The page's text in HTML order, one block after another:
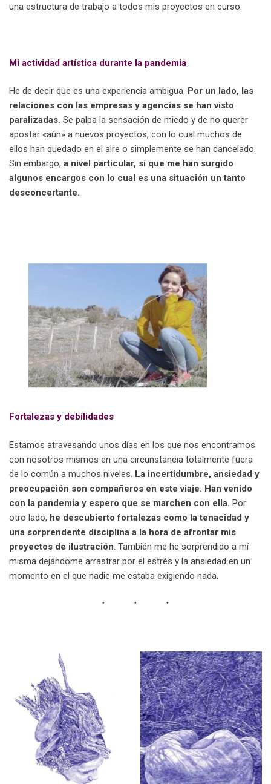
una estructura de trabajo a todos mis proyectos en curso.
Mi actividad artística durante la pandemia
He de decir que es una experiencia ambigua. Por un lado, las
relaciones con las empresas y agencias se han visto
paralizadas. Se palpa la sensación de miedo y de no querer
apostar «aún» a nuevos proyectos, con lo cual muchos de
ellos han quedado en el aire o simplemente se han cancelado.
Sin embargo, a nivel particular, sí que me han surgido
algunos encargos con lo cual es una situación un tanto
desconcertante.
Fortalezas y debilidades
Estamos atravesando unos días en los que nos encontramos
con nosotros mismos en una circunstancia totalmente fuera
de lo común a muchos niveles. La incertidumbre, ansiedad y
preocupación son compañeros en este viaje. Han venido
con la pandemia y espero que se marchen con ella. Por
otro lado, he descubierto fortalezas como la tenacidad y
una sorprendente disciplina a la hora de afrontar mis
proyectos de ilustración. También me he sorprendido a mí
misma dejándome arrastrar por el estrés y la ansiedad en un
momento en el que nadie me estaba exigiendo nada.